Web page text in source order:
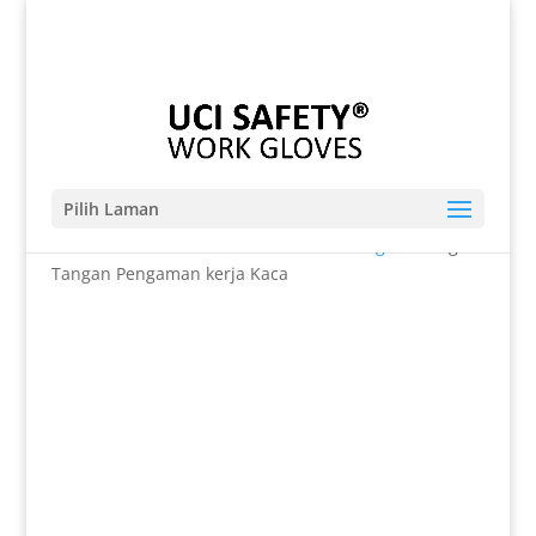
Pilih Laman
Tangan Pengaman kerja Kaca